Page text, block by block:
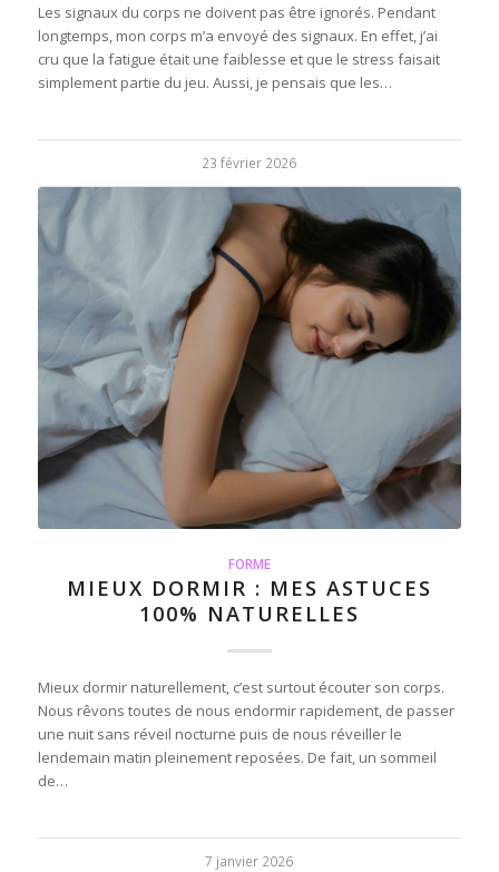
Les signaux du corps ne doivent pas être ignorés. Pendant
longtemps, mon corps m’a envoyé des signaux. En effet, j’ai
cru que la fatigue était une faiblesse et que le stress faisait
simplement partie du jeu. Aussi, je pensais que les…
23 février 2026
FORME
MIEUX DORMIR : MES ASTUCES
100% NATURELLES
Mieux dormir naturellement, c’est surtout écouter son corps.
Nous rêvons toutes de nous endormir rapidement, de passer
une nuit sans réveil nocturne puis de nous réveiller le
lendemain matin pleinement reposées. De fait, un sommeil
de…
7 janvier 2026